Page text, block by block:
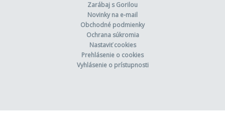
Zarábaj s Gorilou
Novinky na e-mail
Obchodné podmienky
Ochrana súkromia
Nastaviť cookies
Prehlásenie o cookies
Vyhlásenie o prístupnosti